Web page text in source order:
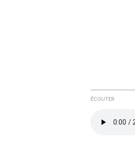
ÉCOUTER